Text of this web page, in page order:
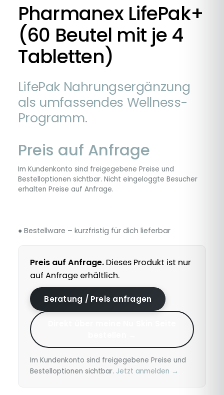
Pharmanex LifePak+
(60 Beutel mit je 4
Tabletten)
LifePak Nahrungsergänzung
als umfassendes Wellness-
Programm.
Preis auf Anfrage
Im Kundenkonto sind freigegebene Preise und
Bestelloptionen sichtbar. Nicht eingeloggte Besucher
erhalten Preise auf Anfrage.
● Bestellware – kurzfristig für dich lieferbar
Preis auf Anfrage. Dieses Produkt ist nur
auf Anfrage erhältlich.
Beratung / Preis anfragen
Im Kundenkonto sind freigegebene Preise und
Bestelloptionen sichtbar. Jetzt anmelden →